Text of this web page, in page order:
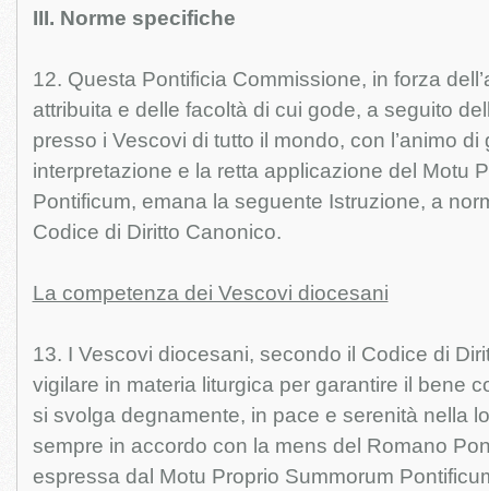
III. Norme specifiche
12. Questa Pontificia Commissione, in forza
attribuita e delle facoltà di cui gode, a seguito
presso i Vescovi di tutto il mondo, con l’animo di
interpretazione e la retta applicazione del Motu
Pontificum, emana la seguente Istruzione, a
Codice di Diritto Canonico.
La competenza dei Vescovi diocesani
13. I Vescovi diocesani, secondo il Codice di
vigilare in materia liturgica per garantire il bene
si svolga degnamente, in pace e serenità nella
sempre in accordo con la mens del Romano
espressa dal Motu Proprio Summorum